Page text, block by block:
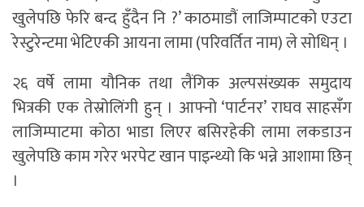
खुलेपछि फेरि बन्द हुँदैन नि ?’ काठमाडौं लाजिम्पाटको एउटा
रेस्टुरेन्टमा भेटिएकी आयना लामा (परिवर्तित नाम) ले सोधिन् ।
२६ वर्षे लामा यौनिक तथा लैंगिक अल्पसंख्यक समुदाय
भित्रकी एक तेस्रोलिंगी हुन् । आफ्नो ‘पार्टनर’ राघव साहसँग
लाजिम्पाटमा कोठा भाडा लिएर बसिरहेकी लामा लकडाउन
खुलेपछि काम गरेर भरपेट खान पाइन्थ्यो कि भन्ने आशामा छिन्
।